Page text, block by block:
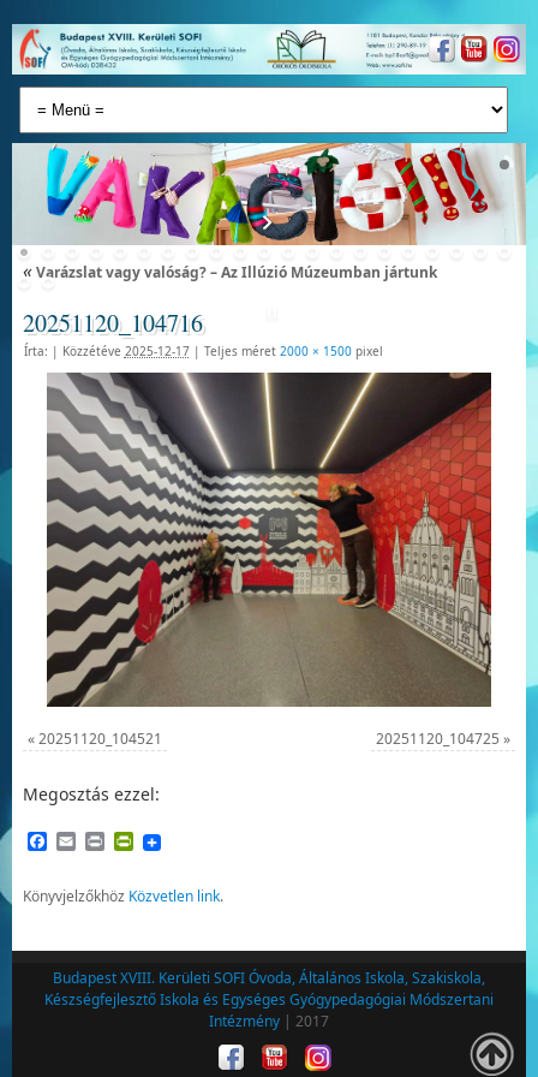
«Varázslat vagy valóság? – Az Illúzió Múzeumban jártunk
20251120_104716
Írta: | Közzétéve 2025-12-17 | Teljes méret 2000 × 1500pixel
«20251120_104521 20251120_104725 »
Megosztás ezzel:
Facebook
EmailPrintPrintFriendly
Könyvjelzőkhöz Közvetlen link.
Budapest XVIII. Kerületi SOFI Óvoda, Általános Iskola, Szakiskola,
Készségfejlesztő Iskola és Egységes Gyógypedagógiai Módszertani
Intézmény | 2017